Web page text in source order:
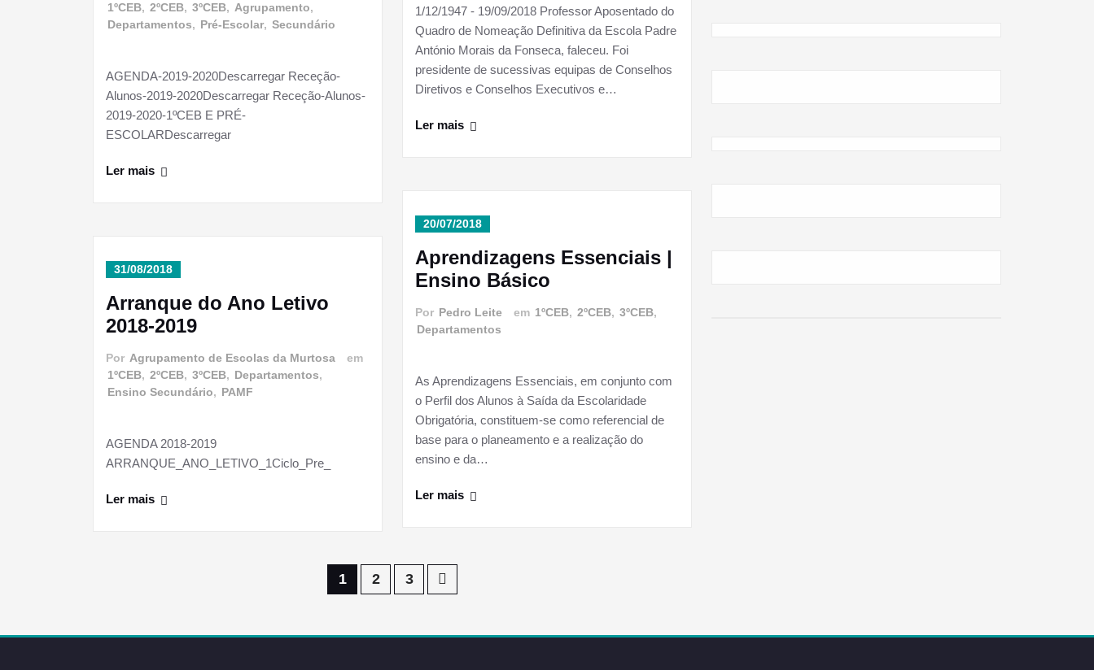
1ºCEB, 2ºCEB, 3ºCEB, Agrupamento,
Departamentos, Pré-Escolar, Secundário
AGENDA-2019-2020Descarregar Receção-
Alunos-2019-2020Descarregar Receção-Alunos-
2019-2020-1ºCEB E PRÉ-
ESCOLARDescarregar
Ler mais
31/08/2018
Arranque do Ano Letivo
2018-2019
Por Agrupamento de Escolas da Murtosa
em
1ºCEB, 2ºCEB, 3ºCEB, Departamentos,
Ensino Secundário, PAMF
AGENDA 2018-2019
ARRANQUE_ANO_LETIVO_1Ciclo_Pre_
Ler mais
1/12/1947 - 19/09/2018 Professor Aposentado do
Quadro de Nomeação Definitiva da Escola Padre
António Morais da Fonseca, faleceu. Foi
presidente de sucessivas equipas de Conselhos
Diretivos e Conselhos Executivos e…
Ler mais
20/07/2018
Aprendizagens Essenciais |
Ensino Básico
Por Pedro Leite em 1ºCEB, 2ºCEB, 3ºCEB,
Departamentos
As Aprendizagens Essenciais, em conjunto com
o Perfil dos Alunos à Saída da Escolaridade
Obrigatória, constituem-se como referencial de
base para o planeamento e a realização do
ensino e da…
Ler mais
1 2 3